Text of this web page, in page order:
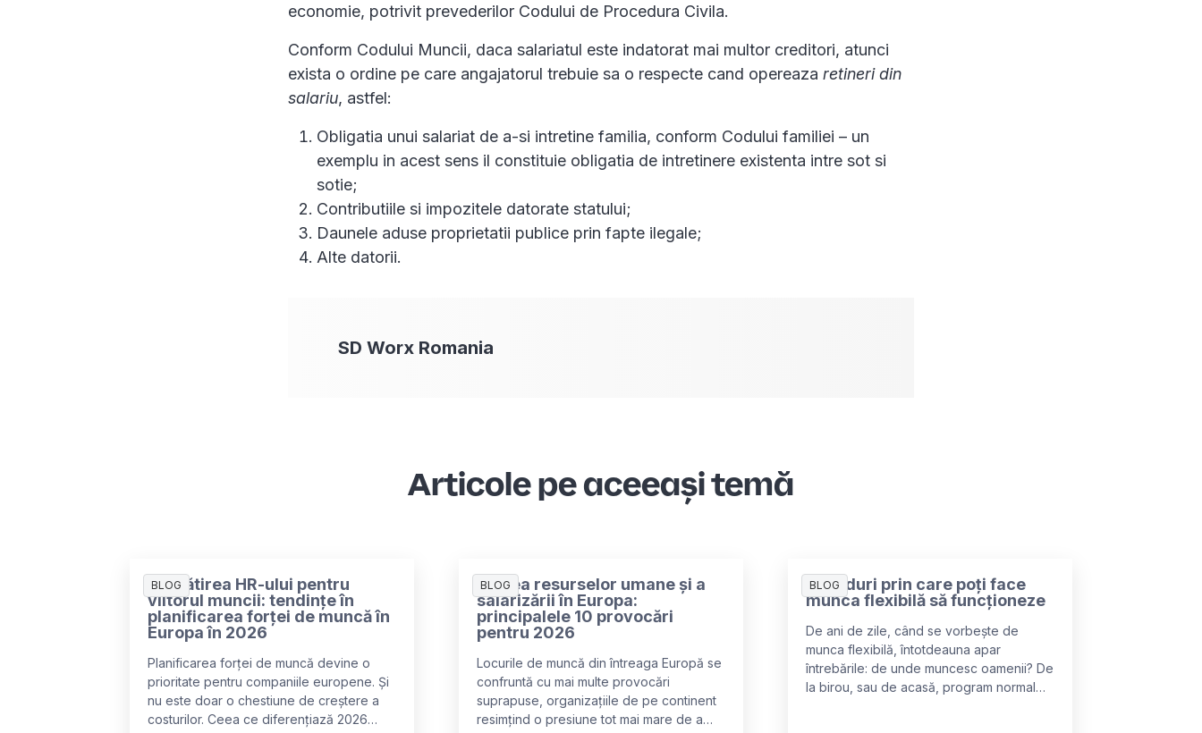
economie, potrivit prevederilor Codului de Procedura Civila.
Conform Codului Muncii, daca salariatul este indatorat mai multor creditori, atunci
exista o ordine pe care angajatorul trebuie sa o respecte cand opereaza retineri din
salariu, astfel:
Obligatia unui salariat de a-si intretine familia, conform Codului familiei – un
exemplu in acest sens il constituie obligatia de intretinere existenta intre sot si
sotie;
Contributiile si impozitele datorate statului;
Daunele aduse proprietatii publice prin fapte ilegale;
Alte datorii.
SD Worx Romania
Articole pe aceeași temă
BLOG
Pregătirea HR-ului pentru
viitorul muncii: tendințe în
planificarea forței de muncă în
Europa în 2026
Planificarea forței de muncă devine o
prioritate pentru companiile europene. Și
nu este doar o chestiune de creștere a
costurilor. Ceea ce diferențiază 2026
BLOG
Starea resurselor umane și a
salarizării în Europa:
principalele 10 provocări
pentru 2026
Locurile de muncă din întreaga Europă se
confruntă cu mai multe provocări
suprapuse, organizațiile de pe continent
resimțind o presiune tot mai mare de a
BLOG
4 moduri prin care poți face
munca flexibilă să funcționeze
De ani de zile, când se vorbește de
munca flexibilă, întotdeauna apar
întrebările: de unde muncesc oamenii? De
la birou, sau de acasă, program normal